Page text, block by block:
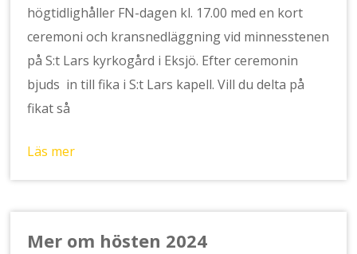
högtidlighåller FN-dagen kl. 17.00 med en kort
ceremoni och kransnedläggning vid minnesstenen
på S:t Lars kyrkogård i Eksjö. Efter ceremonin
bjuds in till fika i S:t Lars kapell. Vill du delta på
fikat så
Läs mer
Mer om hösten 2024